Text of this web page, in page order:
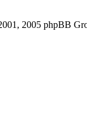
2005 phpBB